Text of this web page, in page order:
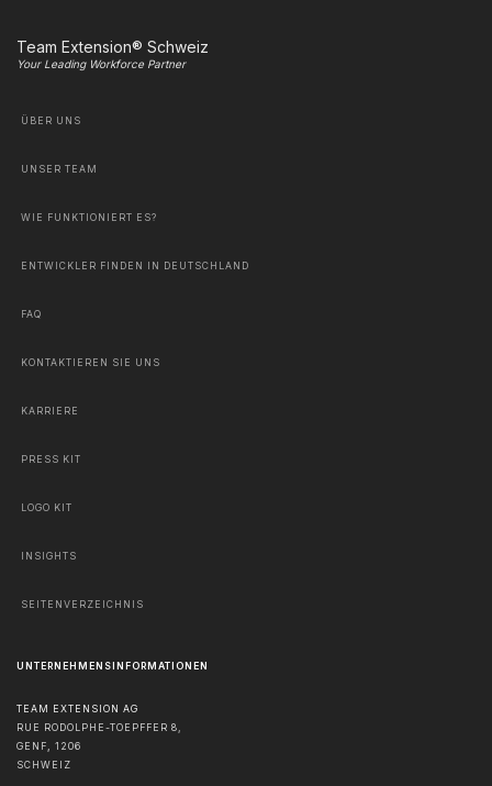
Team Extension® Schweiz
Your Leading Workforce Partner
ÜBER UNS
UNSER TEAM
WIE FUNKTIONIERT ES?
ENTWICKLER FINDEN IN DEUTSCHLAND
FAQ
KONTAKTIEREN SIE UNS
KARRIERE
PRESS KIT
LOGO KIT
INSIGHTS
SEITENVERZEICHNIS
UNTERNEHMENSINFORMATIONEN
TEAM EXTENSION AG
RUE RODOLPHE-TOEPFFER 8,
GENF, 1206
SCHWEIZ